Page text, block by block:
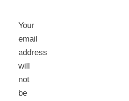
Your
email
address
will
not
be